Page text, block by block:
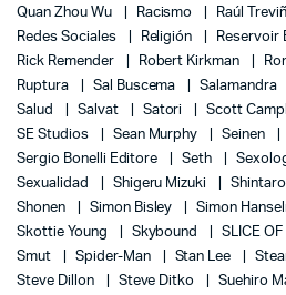
Quan Zhou Wu
Racismo Raúl
Redes Sociales
Religión Reservoir
Rick Remender
Robert Kirkman
Ruptura
Sal Buscema Salamandra
Salud
Salvat Satori Scott
SE Studios
Sean Murphy Seinen
Sergio Bonelli Editore
Seth
Sexualidad
Shigeru Mizuki
Shonen
Simon Bisley Simon
Skottie Young
Skybound SLICE OF
Smut
Spider-Man Stan Lee
Steve Dillon
Steve Ditko Suehiro